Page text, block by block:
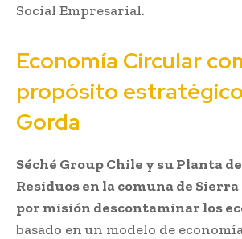
Social Empresarial.
Economía Circular
propósito
Gorda
Séché Group Chile y su Planta
Residuos en la comuna de
por misión descontaminar los
basado en un modelo de